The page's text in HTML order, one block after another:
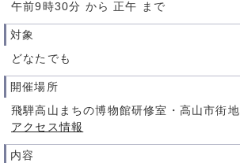
午前9時30分 から 正午 まで
対象
どなたでも
開催場所
飛騨高山まちの博物館研修室・高山市街地
アクセス情報
内容